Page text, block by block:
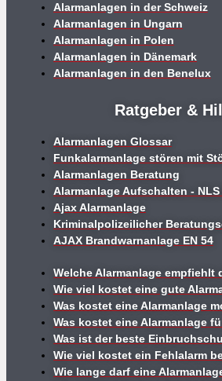
Alarmanlagen in der Schweiz
Alarmanlagen in Ungarn
Alarmanlagen in Polen
Alarmanlagen in Dänemark
Alarmanlagen in den Benelux
Ratgeber &
Alarmanlagen Glossar
Funkalarmanlage stören mit
Alarmanlagen Beratung
Alarmanlage Aufschalten -
Ajax Alarmanlage
Kriminalpolizeilicher
AJAX Brandwarnanlage EN 54
Welche Alarmanlage empfiehlt
Wie viel kostet eine gute
Was kostet eine Alarmanlage
Was kostet eine Alarmanlage
Was ist der beste
Wie viel kostet ein Fehlalarm
Wie lange darf eine